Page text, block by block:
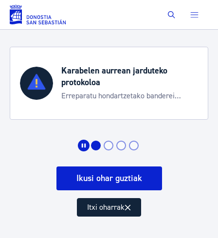
Eduki nagusira joan Buscar
Karabelen aurrean jarduteko
protokoloa
Erreparatu hondartzetako banderei
Ikusi ohar guztiak
Itxi oharrak